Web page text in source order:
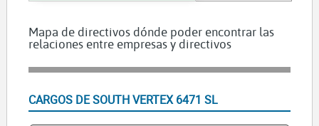
Mapa de directivos dónde poder encontrar las
relaciones entre empresas y directivos
CARGOS DE SOUTH VERTEX 6471 SL